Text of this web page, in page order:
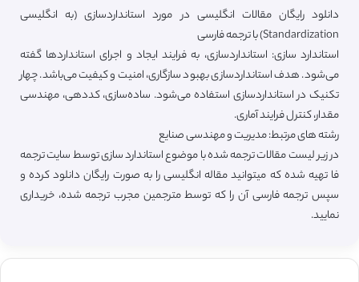
دانلود رایگان مقالات انگلیسی در مورد استانداردسازی (به انگلیسی
Standardization) با ترجمه فارسی
استاندارد سازی: استانداردسازی، به فرایند ایجاد و اجرای استانداردها گفته
می‌شود. هدف استانداردسازی بهبود سازگاری، امنیت و کیفیت می‌باشد. چهار
تکنیک در استانداردسازی استفاده می‌شود. ساده‌سازی، کددهی، مهندسی
مقدار، کنترل فرایند آماری.
رشته های مرتبط: مدیریت و مهندسی صنایع
در زیر لیست مقالات ترجمه شده با موضوع استاندارد سازی توسط سایت ترجمه
فا تهیه شده که میتوانید مقاله انگلیسی را به صورت رایگان دانلود کرده و
سپس ترجمه فارسی آن را که توسط مترجمین مجرب ترجمه شده، خریداری
نمایید.